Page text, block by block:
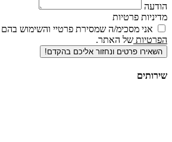
הודעה
מדיניות פרטיות
אני מסכימ/ה שמסירת פרטיי והשימוש
הפרטיות של האתר.
השאירו פרטים ונחזור אליכם בהקדם!
שירותים